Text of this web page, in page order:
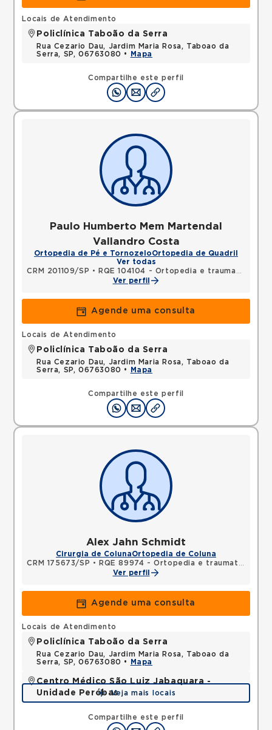
Compartilhe este perfil
Locais de Atendimento
Policlínica Taboão da Serra
Rua Cezario Dau, Jardim Maria Rosa, Taboao da
Serra, SP, 06763080 •
Mapa
Paulo Humberto Mem Martendal
Vallandro Costa
Ortopedia de Pé e TornozeloOrtopedia de Quadril
Ver todas
CRM 201109/SP •
RQE 104104 - Ortopedia e traumatologia
Ver perfil
Agende uma consulta
Compartilhe este perfil
Locais de Atendimento
Policlínica Taboão da Serra
Rua Cezario Dau, Jardim Maria Rosa, Taboao da
Serra, SP, 06763080 •
Mapa
Alex Jahn Schmidt
Cirurgia de ColunaOrtopedia de Coluna
CRM 175673/SP •
RQE 89974 - Ortopedia e traumatologia
Ver perfil
Agende uma consulta
Compartilhe este perfil
Locais de Atendimento
Policlínica Taboão da Serra
Rua Cezario Dau, Jardim Maria Rosa, Taboao da
Serra, SP, 06763080 •
Mapa
Centro Médico São Luiz Jabaquara -
Unidade Peróbas
Rua das Perobas, Jardim Oriental, Sao Paulo, SP,
Mapa
Veja mais locais